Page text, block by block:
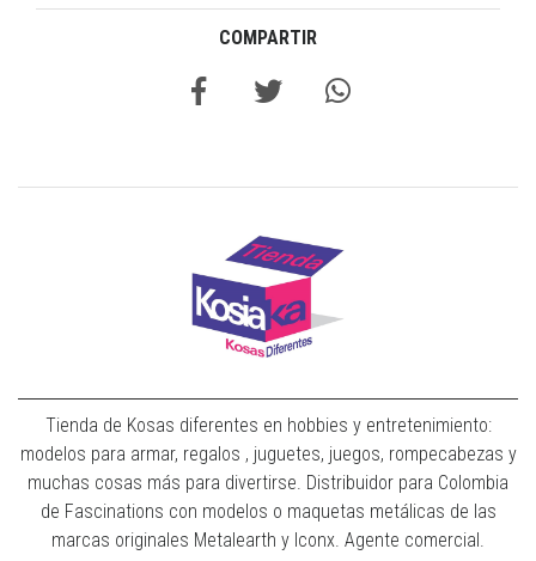
COMPARTIR
Tienda de Kosas diferentes en hobbies y entretenimiento:
modelos para armar, regalos , juguetes, juegos, rompecabezas y
muchas cosas más para divertirse. Distribuidor para Colombia
de Fascinations con modelos o maquetas metálicas de las
marcas originales Metalearth y Iconx. Agente comercial.